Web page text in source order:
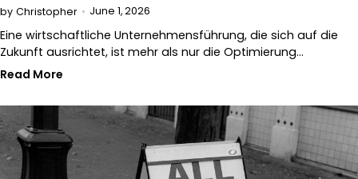
by Christopher June 1, 2026
Eine wirtschaftliche Unternehmensführung, die sich auf die
Zukunft ausrichtet, ist mehr als nur die Optimierung…
Read More